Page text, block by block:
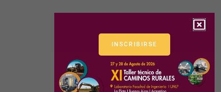
INSCRIBIRSE